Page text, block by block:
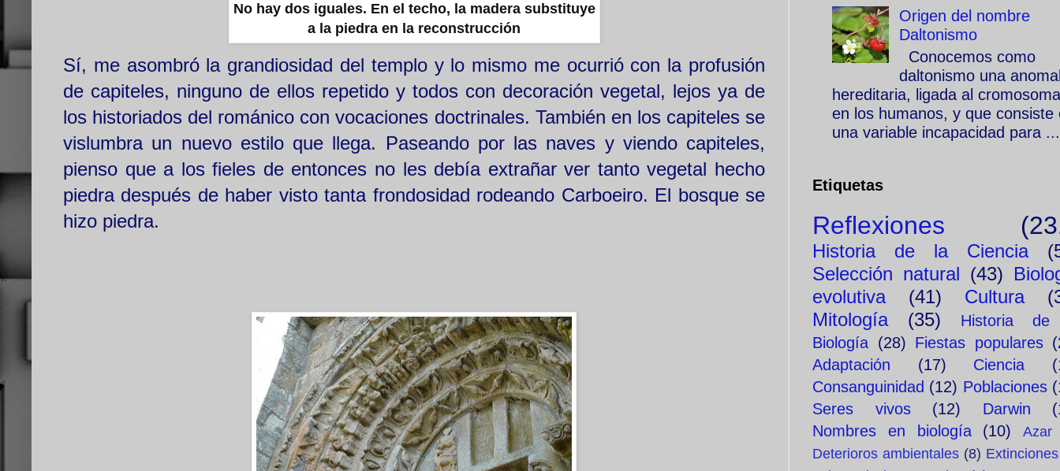
No hay dos iguales. En el techo, la madera substituye
a la piedra en la reconstrucción
Sí, me asombró la grandiosidad del templo y lo mismo me ocurrió con la profusión
de capiteles, ninguno de ellos repetido y todos con decoración vegetal, lejos ya de
los historiados del románico con vocaciones doctrinales. También en los capiteles se
vislumbra un nuevo estilo que llega. Paseando por las naves y viendo capiteles,
pienso que a los fieles de entonces no les debía extrañar ver tanto vegetal hecho
piedra después de haber visto tanta frondosidad rodeando Carboeiro. El bosque se
hizo piedra.
Origen del nombre
Daltonismo
Conocemos como
daltonismo una
hereditaria, ligada al
en los humanos, y que consiste
una variable incapacidad para ...
Etiquetas
Reflexiones
Historia de la Ciencia
Selección natural (43)
evolutiva
(41) Cultura
Mitología
(35)
Historia
Biología (28) Fiestas populares
Adaptación
(17) Ciencia
Consanguinidad (12) Poblaciones
Seres vivos
(12) Darwin
Nombres en biología
(10)
Azar
Deterioros ambientales (8) Extinciones